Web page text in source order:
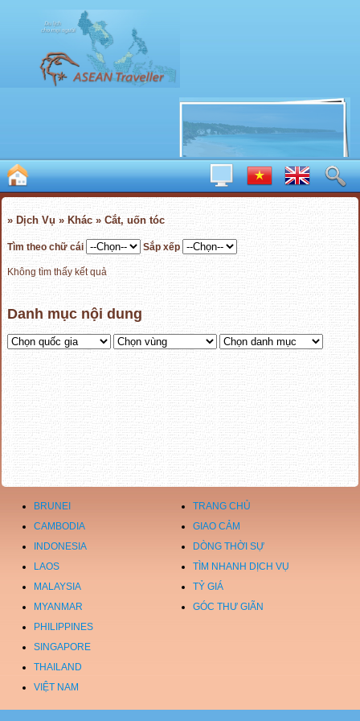
» Dịch Vụ » Khác » Cắt, uốn tóc
Tìm theo chữ cái Sắp xếp
Không tìm thấy kết quả
Danh mục nội dung
BRUNEI
TRANG CHỦ
CAMBODIA
GIAO CẢM
INDONESIA
DÒNG THỜI SỰ
LAOS
TÌM NHANH DỊCH VỤ
MALAYSIA
TỶ GIÁ
MYANMAR
GÓC THƯ GIÃN
PHILIPPINES
SINGAPORE
THAILAND
VIỆT NAM